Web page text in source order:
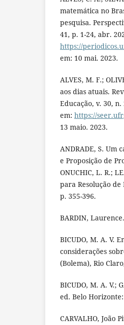
matemática no
pesquisa.
41, p. 1-24, abr.
https://
em: 10 mai. 2023.
ALVES, M. F.;
aos dias atuais.
Educação, v. 30,
em: https://
13 maio. 2023.
ANDRADE, S. Um
e Proposição de
ONUCHIC, L. R.;
para Resolução
p. 355-396.
BARDIN,
BICUDO, M. A. V.
considerações
(Bolema), Rio
BICUDO, M. A. V.;
ed. Belo
CARVALHO, João